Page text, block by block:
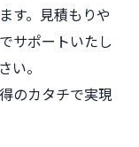
す。見積もりや
サポートいたし
い。
のカタチで実現